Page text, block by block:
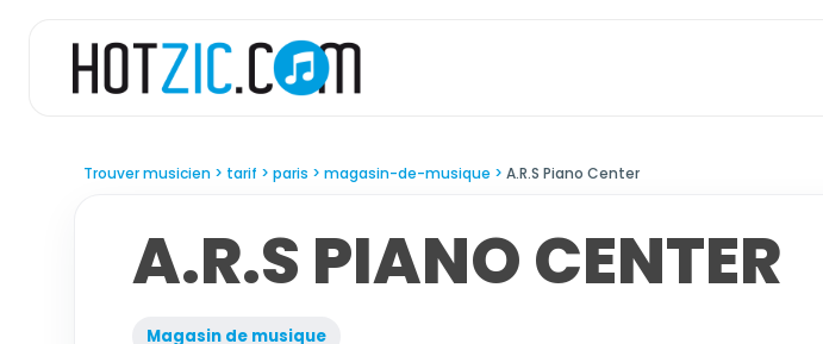
Trouver musicien tarif paris magasin-de-musique A.R.S Piano Center
A.R.S PIANO CENTER
Magasin de musique